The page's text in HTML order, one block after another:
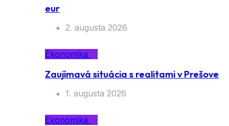
eur
2. augusta 2026
Ekonomika
Zaujímavá situácia s realitami v Prešove
1. augusta 2026
Ekonomika